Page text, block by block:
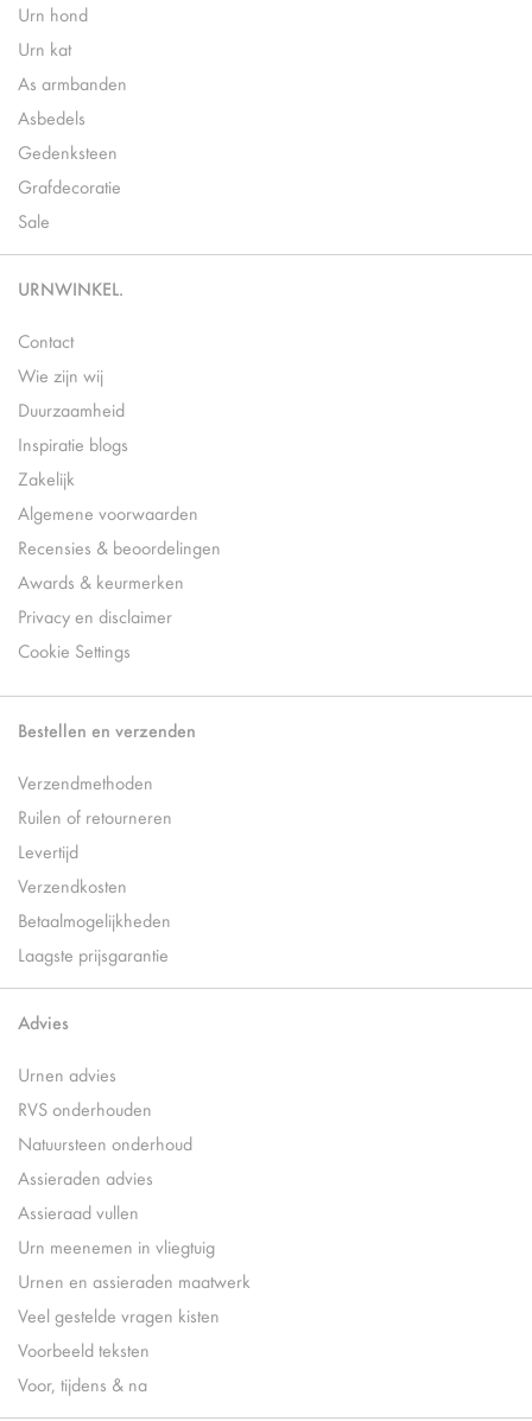
Urn hond
Urn kat
As armbanden
Asbedels
Gedenksteen
Grafdecoratie
Sale
URNWINKEL.
Contact
Wie zijn wij
Duurzaamheid
Inspiratie blogs
Zakelijk
Algemene voorwaarden
Recensies & beoordelingen
Awards & keurmerken
Privacy en disclaimer
Cookie Settings
Bestellen en verzenden
Verzendmethoden
Ruilen of retourneren
Levertijd
Verzendkosten
Betaalmogelijkheden
Laagste prijsgarantie
Advies
Urnen advies
RVS onderhouden
Natuursteen onderhoud
Assieraden advies
Assieraad vullen
Urn meenemen in vliegtuig
Urnen en assieraden maatwerk
Veel gestelde vragen kisten
Voorbeeld teksten
Voor, tijdens & na